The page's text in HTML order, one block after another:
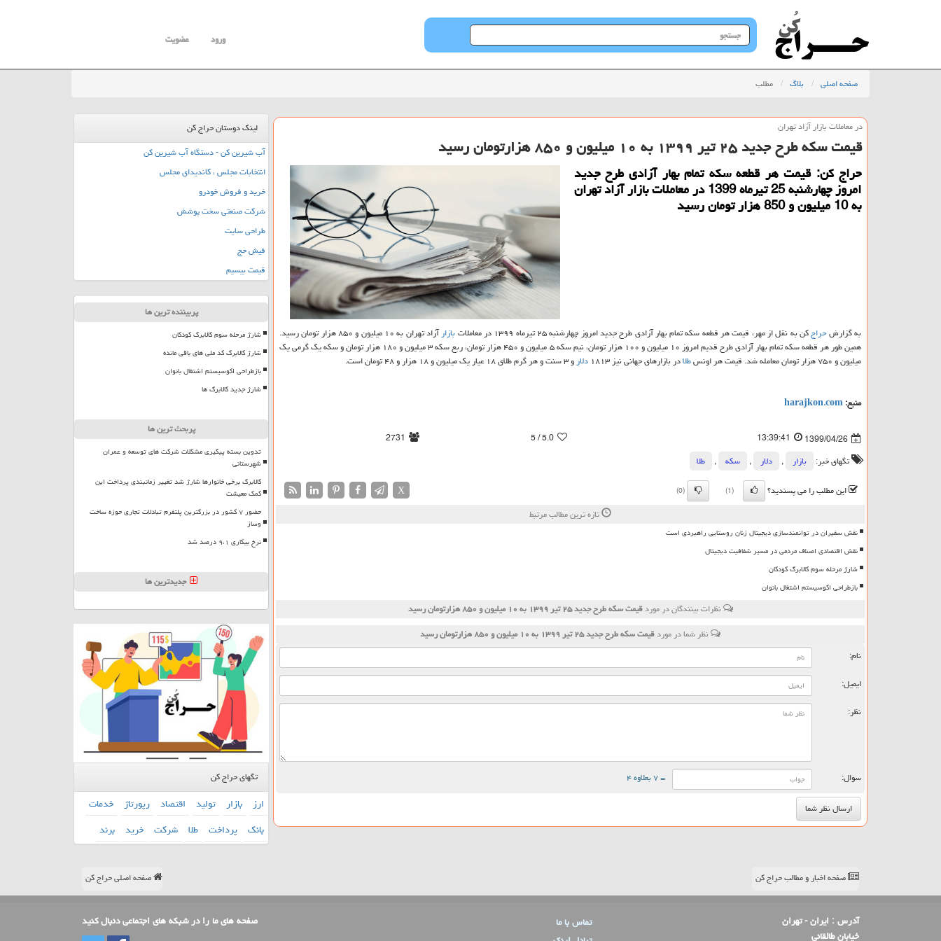
جستجو
در
ورود عضویت
صفحه اصلی بلاگ مطلب
در معاملات بازار آزاد تهران
قیمت سكه طرح جدید ۲۵ تیر ۱۳۹۹ به ۱۰ میلیون و ۸۵۰ هزارتومان رسید
حراج كن: قیمت هر قطعه سكه تمام بهار آزادی طرح جدید
امروز چهارشنبه 25 تیرماه 1399 در معاملات بازار آزاد تهران
به 10 میلیون و 850 هزار تومان رسید
به گزارشحراجکن به نقل از مهر، قیمت هر قطعه سکه تمام بهار آزادی طرح جدید امروز چهارشنبه ۲۵ تیرماه ۱۳۹۹ در معاملات بازار
آزاد تهران به ۱۰ میلیون و ۸۵۰ هزار تومان رسید.
همین طور هر قطعه سکه تمام بهار آزادی طرح قدیم امروز ۱۰ میلیون و ۱۰۰ هزار تومان، نیم سکه ۵ میلیون و ۴۵۰ هزار تومان، ربع سکه ۳ میلیون و ۱۸۰ هزار تومان و سکه یک گرمی یک
میلیون و ۷۵۰ هزار تومان معامله شد. قیمت هر اونس
طلادر بازارهای جهانی نیز ۱۸۱۳ دلارو ۳ سنت و هر گرم طلای ۱۸ عیار یک میلیون و ۱۸ هزار و ۴۸ تومان است.
منبع:harajkon.com
1399/04/26
13:39:41
5.0
/ 5
2731
تگهای خبر:
بازار , دلار , سكه ,
طلا
این مطلب را می پسندید؟
(1)
(0)
X
تازه ترین مطالب مرتبط
نقش سفیران در توانمندسازی دیجیتال زنان روستایی راهبردی است
نقش اقتصادی اصناف مردمی در مسیر شفافیت دیجیتال
شارژ مرحله سوم کالابرگ کودکان
بازطراحی اکوسیستم اشتغال بانوان
نظرات بینندگان در موردقیمت سكه طرح جدید ۲۵ تیر ۱۳۹۹ به ۱۰ میلیون و ۸۵۰ هزارتومان رسید
نظر شما در موردقیمت سكه طرح جدید ۲۵ تیر ۱۳۹۹ به ۱۰ میلیون و ۸۵۰ هزارتومان رسید
نام:
ایمیل:
نظر:
سوال: = ۷ بعلاوه ۴
لینک دوستان حراج کن
آب شیرین کن - دستگاه آب شیرین کن
انتخابات مجلس ، کاندیدای مجلس
خرید و فروش خودرو
شرکت صنعتی سخت پوشش
طراحی سایت
فیش حج
قیمت بیسیم
پربیننده ترین ها
شارژ مرحله سوم کالابرگ کودکان
شارژ کالابرگ کد ملی های باقی مانده
بازطراحی اکوسیستم اشتغال بانوان
شارژ جدید کالابرگ ها
پربحث ترین ها
تدوین بسته پیگیری مشکلات شرکت های توسعه و عمران
شهرستانی
کالابرگ برخی خانوارها شارژ شد تغییر زمانبندی پرداخت این
کمک معیشت
حضور ۷ کشور در بزرگترین پلتفرم تبادلات تجاری حوزه ساخت
وساز
نرخ بیکاری ۹،۱ درصد شد
جدیدترین ها
تگهای حراج کن
ارز بازار تولید اقتصاد رپورتاژ خدمات
بانك پرداخت طلا شركت خرید برند
صفحه اخبار و مطالب حراج کن صفحه اصلی حراج کن
آدرس : ایران - تهران
خیابان طالقانی
تماس با ما
صفحه های ما را در شبکه های اجتماعی دنبال کنید